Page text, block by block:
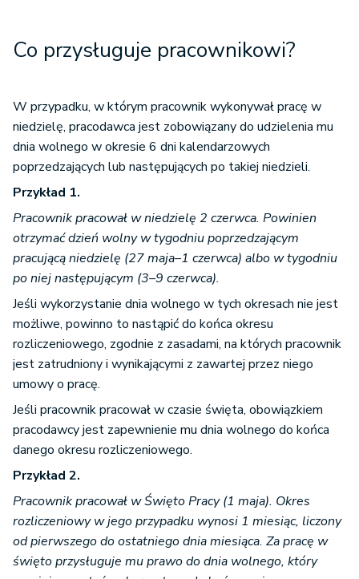
Co przysługuje pracownikowi?
W przypadku, w którym pracownik wykonywał pracę w
niedzielę, pracodawca jest zobowiązany do udzielenia mu
dnia wolnego w okresie 6 dni kalendarzowych
poprzedzających lub następujących po takiej niedzieli.
Przykład 1.
Pracownik pracował w niedzielę 2 czerwca. Powinien
otrzymać dzień wolny w tygodniu poprzedzającym
pracującą niedzielę (27 maja–1 czerwca) albo w tygodniu
po niej następującym (3–9 czerwca).
Jeśli wykorzystanie dnia wolnego w tych okresach nie jest
możliwe, powinno to nastąpić do końca okresu
rozliczeniowego, zgodnie z zasadami, na których pracownik
jest zatrudniony i wynikającymi z zawartej przez niego
umowy o pracę.
Jeśli pracownik pracował w czasie święta, obowiązkiem
pracodawcy jest zapewnienie mu dnia wolnego do końca
danego okresu rozliczeniowego.
Przykład 2.
Pracownik pracował w Święto Pracy (1 maja). Okres
rozliczeniowy w jego przypadku wynosi 1 miesiąc, liczony
od pierwszego do ostatniego dnia miesiąca. Za pracę w
święto przysługuje mu prawo do dnia wolnego, który